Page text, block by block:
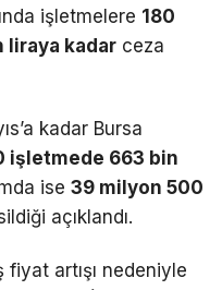
işletmelere 180
liraya kadar ceza
kadar Bursa
işletmede 663 bin
ise 39 milyon 500
açıklandı.
fiyat artışı nedeniyle